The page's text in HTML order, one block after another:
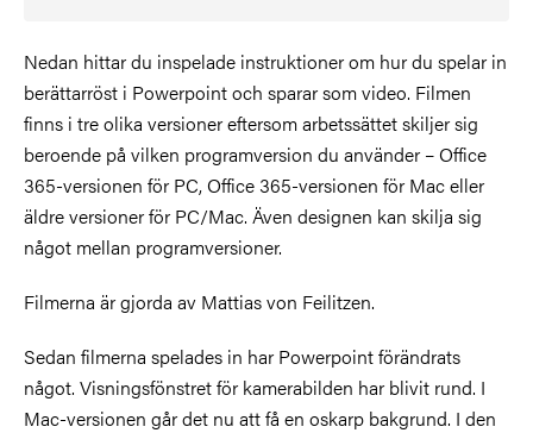
Nedan hittar du inspelade instruktioner om hur du spelar in
berättarröst i Powerpoint och sparar som video. Filmen
finns i tre olika versioner eftersom arbetssättet skiljer sig
beroende på vilken programversion du använder – Office
365-versionen för PC, Office 365-versionen för Mac eller
äldre versioner för PC/Mac. Även designen kan skilja sig
något mellan programversioner.
Filmerna är gjorda av Mattias von Feilitzen.
Sedan filmerna spelades in har Powerpoint förändrats
något. Visningsfönstret för kamerabilden har blivit rund. I
Mac-versionen går det nu att få en oskarp bakgrund. I den